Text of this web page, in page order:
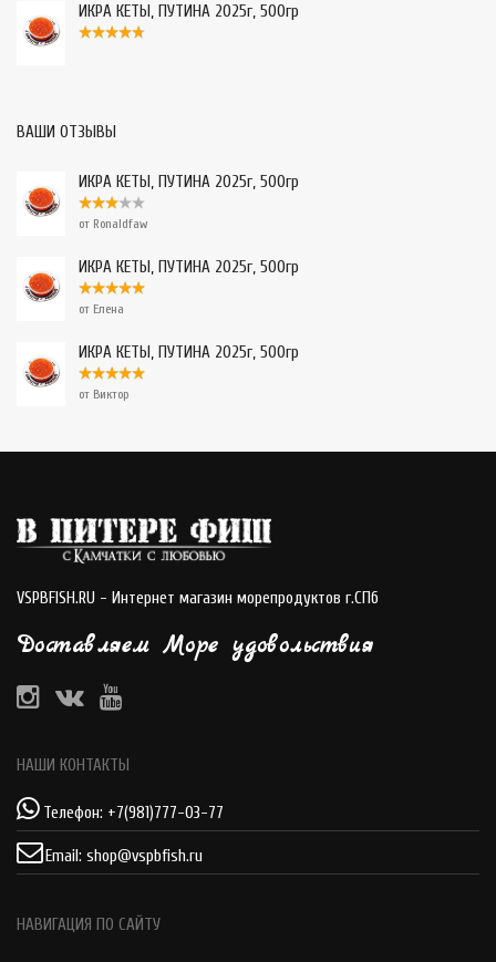
ИКРА КЕТЫ, ПУТИНА 2025г, 500гр
ВАШИ ОТЗЫВЫ
ИКРА КЕТЫ, ПУТИНА 2025г, 500гр
от Ronaldfaw
ИКРА КЕТЫ, ПУТИНА 2025г, 500гр
от Елена
ИКРА КЕТЫ, ПУТИНА 2025г, 500гр
от Виктор
VSPBFISH.RU - Интернет магазин морепродуктов г.СПб
Доставляем Море удовольствия
НАШИ КОНТАКТЫ
Телефон: +7(981)777-03-77
Email: shop@vspbfish.ru
НАВИГАЦИЯ ПО САЙТУ